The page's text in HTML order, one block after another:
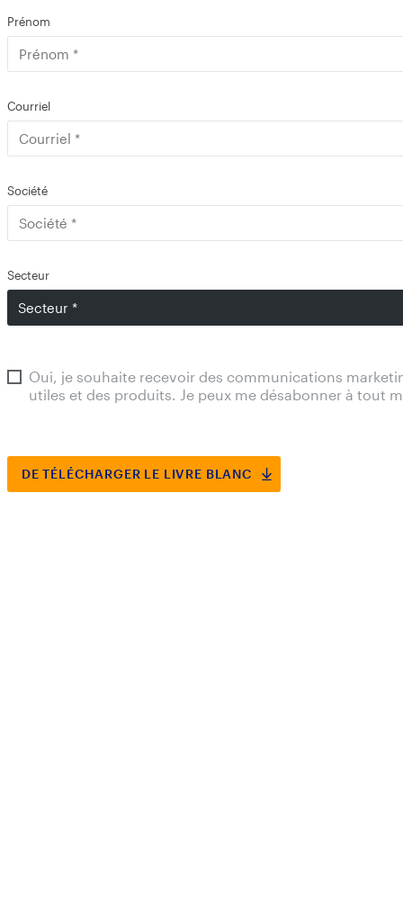
Prénom
Courriel
Société
Secteur
Oui, je souhaite recevoir des communications
utiles et des produits. Je peux me désabonner à tout